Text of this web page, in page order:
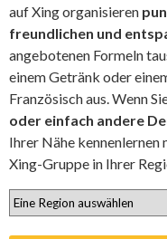
auf Xing organisieren
freundlichen und
angebotenen Formeln
einem Getränk oder
Französisch aus. Wenn
oder einfach andere
Ihrer Nähe kennenlernen
Xing-Gruppe in Ihrer